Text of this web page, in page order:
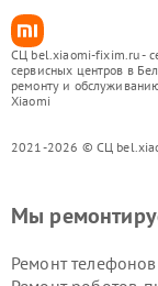
СЦ bel.xiaomi-fixim.ru -
сервисных центров в
ремонту и
Xiaomi
2021-2026 © СЦ
Мы
Ремонт